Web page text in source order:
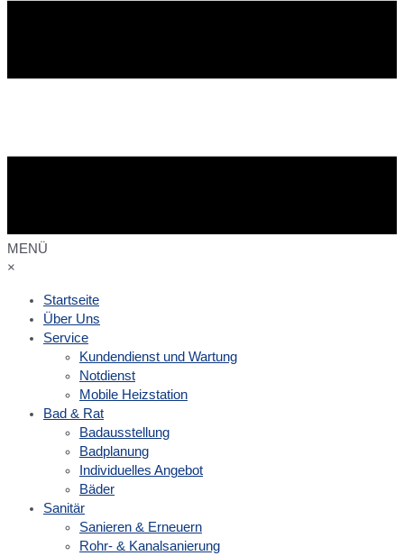
MENÜ
×
Startseite
Über Uns
Service
Kundendienst und Wartung
Notdienst
Mobile Heizstation
Bad & Rat
Badausstellung
Badplanung
Individuelles Angebot
Bäder
Sanitär
Sanieren & Erneuern
Rohr- & Kanalsanierung